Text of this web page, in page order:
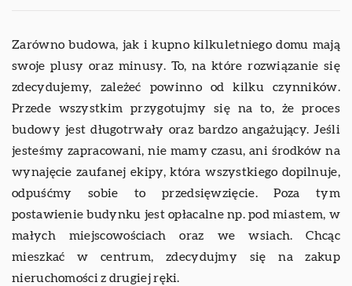
Zarówno budowa, jak i kupno kilkuletniego domu mają
swoje plusy oraz minusy. To, na które rozwiązanie się
zdecydujemy, zależeć powinno od kilku czynników.
Przede wszystkim przygotujmy się na to, że proces
budowy jest długotrwały oraz bardzo angażujący. Jeśli
jesteśmy zapracowani, nie mamy czasu, ani środków na
wynajęcie zaufanej ekipy, która wszystkiego dopilnuje,
odpuśćmy sobie to przedsięwzięcie. Poza tym
postawienie budynku jest opłacalne np. pod miastem, w
małych miejscowościach oraz we wsiach. Chcąc
mieszkać w centrum, zdecydujmy się na zakup
nieruchomości z drugiej ręki.